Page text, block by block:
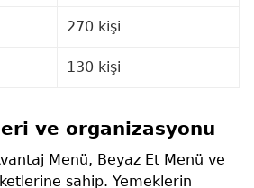
270 kişi
130 kişi
ve organizasyonu
Menü, Beyaz Et Menü ve
sahip. Yemeklerin